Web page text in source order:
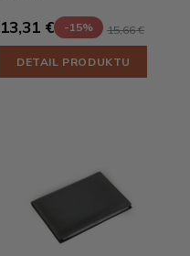
13,31 € -15% 15,66 €
DETAIL PRODUKTU